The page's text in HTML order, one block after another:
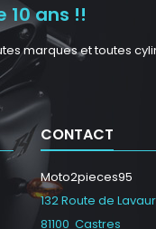
ans !!
marques et toutes
CONTACT
Moto2pieces95
132 Route de Lavaur
81100 Castres